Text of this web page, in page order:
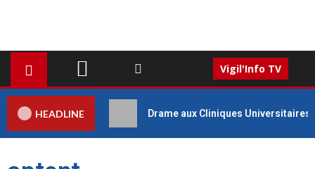
Vigil'Info TV
HEADLINE Drame aux Cliniques